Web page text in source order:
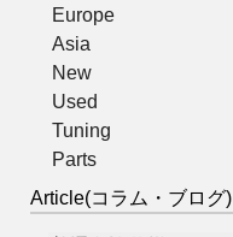
Europe
Asia
New
Used
Tuning
Parts
Article(コラム・ブログ)